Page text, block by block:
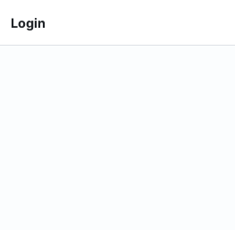
Login